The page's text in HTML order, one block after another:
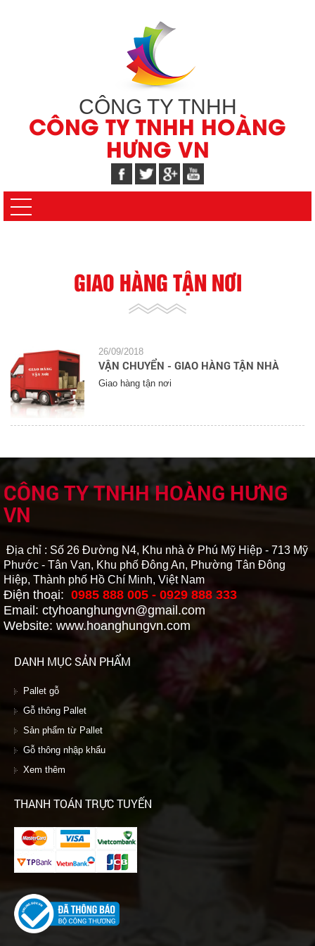
CÔNG TY TNHH
CÔNG TY TNHH HOÀNG
HƯNG VN
GIAO HÀNG TẬN NƠI
26/09/2018
VẬN CHUYỂN - GIAO HÀNG TẬN NHÀ
Giao hàng tận nơi
CÔNG TY TNHH HOÀNG HƯNG
VN
Địa chỉ : Số 26 Đường N4, Khu nhà ở Phú Mỹ Hiệp - 713 Mỹ
Phước - Tân Vạn, Khu phố Đông An, Phường Tân Đông
Hiệp, Thành phố Hồ Chí Minh, Việt Nam
Điện thoại: 0985 888 005 - 0929 888 333
Email: ctyhoanghungvn@gmail.com
Website: www.hoanghungvn.com
DANH MỤC SẢN PHẨM
Pallet gỗ
Gỗ thông Pallet
Sản phẩm từ Pallet
Gỗ thông nhập khẩu
Xem thêm
THANH TOÁN TRỰC TUYẾN